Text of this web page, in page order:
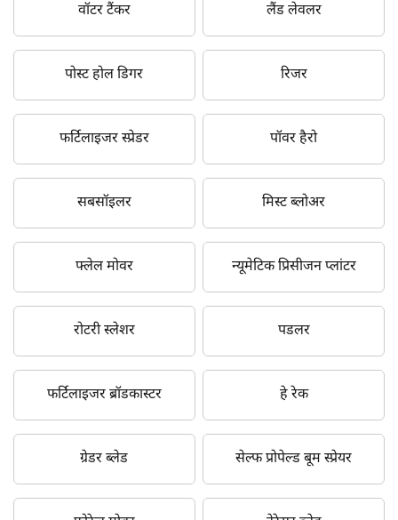
वॉटर टैंकर लैंड लेवलर
पोस्ट होल डिगर रिजर
फर्टिलाइजर स्प्रेडर पॉवर हैरो
सबसॉइलर मिस्ट ब्लोअर
फ्लेल मोवर न्यूमेटिक प्रिसीजन प्लांटर
रोटरी स्लेशर पडलर
फर्टिलाइजर ब्रॉडकास्टर हे रेक
ग्रेडर ब्लेड सेल्फ प्रोपेल्ड बूम स्प्रेयर